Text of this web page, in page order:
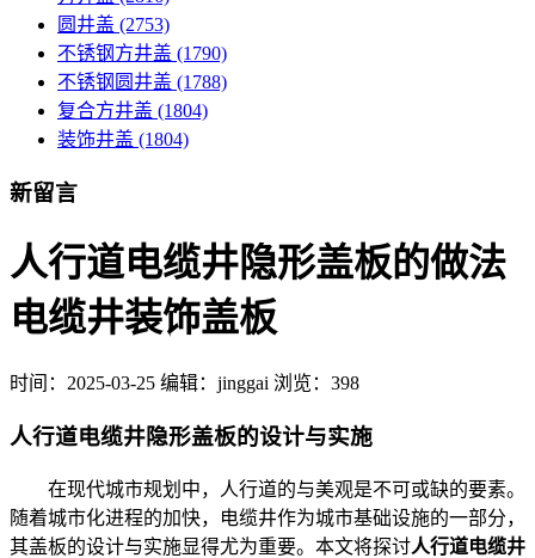
圆井盖 (2753)
不锈钢方井盖 (1790)
不锈钢圆井盖 (1788)
复合方井盖 (1804)
装饰井盖 (1804)
新留言
人行道电缆井隐形盖板的做法
电缆井装饰盖板
时间： 2025-03-25 编辑：jinggai 浏览：398
人行道电缆井隐形盖板的设计与实施
在现代城市规划中，人行道的与美观是不可或缺的要素。
随着城市化进程的加快，电缆井作为城市基础设施的一部分，
其盖板的设计与实施显得尤为重要。本文将探讨人行道电缆井